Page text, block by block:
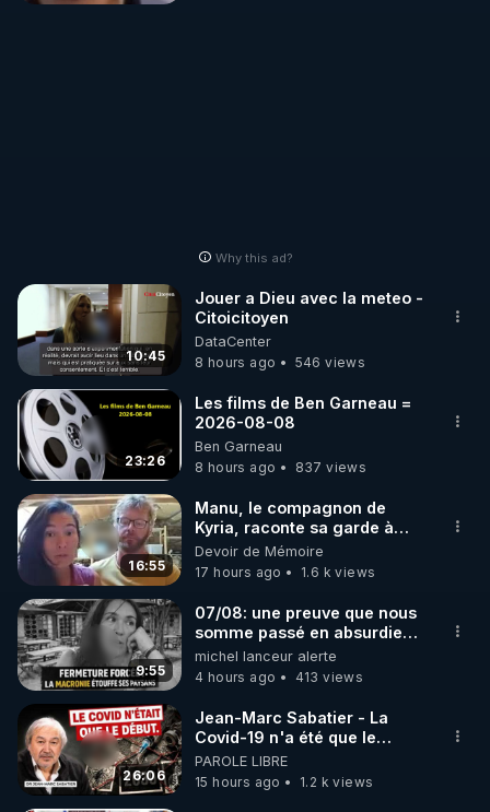
Why this ad?
10:45
Jouer a Dieu avec la meteo -
Citoicitoyen
DataCenter
8 hours ago
546 views
23:26
Les films de Ben Garneau =
2026-08-08
Ben Garneau
8 hours ago
837 views
16:55
Manu, le compagnon de
Kyria, raconte sa garde à
vue musclée. PARTAGEZ!
Devoir de Mémoire
17 hours ago
1.6 k views
9:55
07/08: une preuve que nous
somme passé en absurdie
une dictature qui veut faire
taire ses opposant !
michel lanceur alerte
4 hours ago
413 views
26:06
Jean-Marc Sabatier - La
Covid-19 n'a été que le
début - L'ARNm & l'ARNm-aa
jusqu où auront-t-il ?
PAROLE LIBRE
15 hours ago
1.2 k views